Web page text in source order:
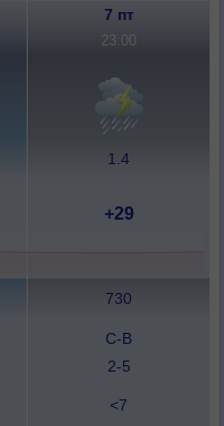
7 пт
23:00
1.4
+29
730
С-В
2-5
<7